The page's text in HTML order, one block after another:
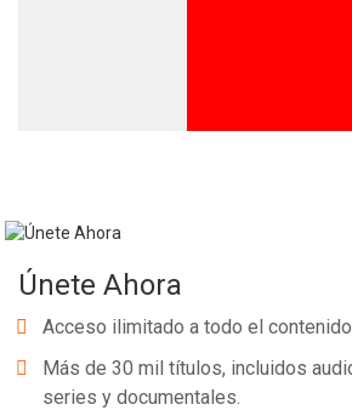
Únete Ahora
Acceso ilimitado a todo el
Más de 30 mil títulos, incluidos
series y documentales.